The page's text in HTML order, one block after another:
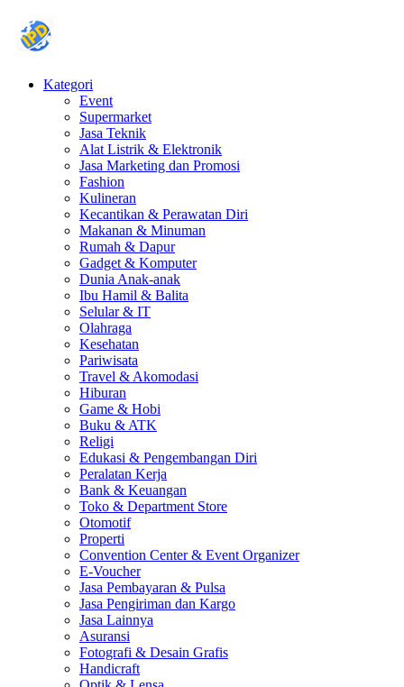
Kategori
Event
Supermarket
Jasa Teknik
Alat Listrik & Elektronik
Jasa Marketing dan Promosi
Fashion
Kulineran
Kecantikan & Perawatan Diri
Makanan & Minuman
Rumah & Dapur
Gadget & Komputer
Dunia Anak-anak
Ibu Hamil & Balita
Selular & IT
Olahraga
Kesehatan
Pariwisata
Travel & Akomodasi
Hiburan
Game & Hobi
Buku & ATK
Religi
Edukasi & Pengembangan Diri
Peralatan Kerja
Bank & Keuangan
Toko & Department Store
Otomotif
Properti
Convention Center & Event Organizer
E-Voucher
Jasa Pembayaran & Pulsa
Jasa Pengiriman dan Kargo
Jasa Lainnya
Asuransi
Fotografi & Desain Grafis
Handicraft